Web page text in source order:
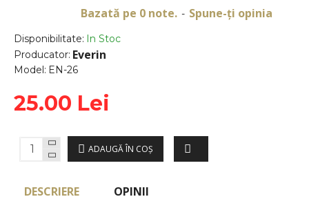
Disponibilitate: In Stoc
Producator: Everin
Model: EN-26
Bazată pe 0 note. - Spune-ţi opinia
25.00 Lei
ADAUGĂ ÎN COŞ
DESCRIERE OPINII